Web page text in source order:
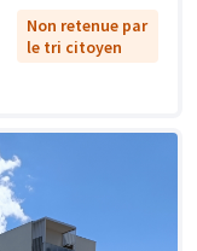
Non retenue par
le tri citoyen